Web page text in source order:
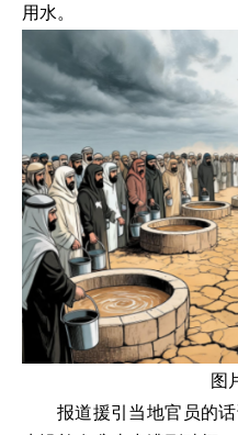
用水。
图
报道援引当地官员的